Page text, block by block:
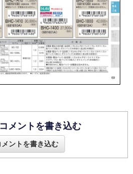
メントを書き込む
ントを書き込む